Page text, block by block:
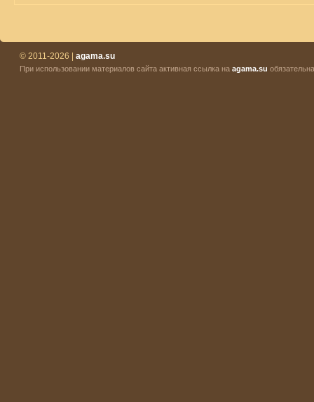
© 2011-2026 | agama.su
При использовании материалов сайта активная ссылка на agama.su